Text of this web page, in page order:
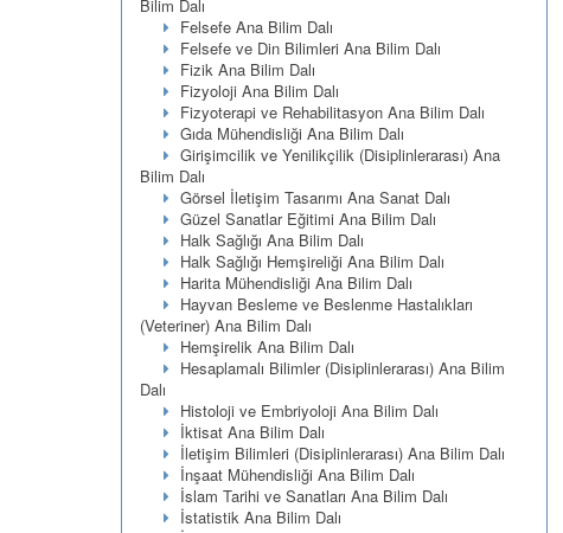
Bilim Dalı
Felsefe Ana Bilim Dalı
Felsefe ve Din Bilimleri Ana Bilim Dalı
Fizik Ana Bilim Dalı
Fizyoloji Ana Bilim Dalı
Fizyoterapi ve Rehabilitasyon Ana Bilim Dalı
Gıda Mühendisliği Ana Bilim Dalı
Girişimcilik ve Yenilikçilik (Disiplinlerarası) Ana
Bilim Dalı
Görsel İletişim Tasarımı Ana Sanat Dalı
Güzel Sanatlar Eğitimi Ana Bilim Dalı
Halk Sağlığı Ana Bilim Dalı
Halk Sağlığı Hemşireliği Ana Bilim Dalı
Harita Mühendisliği Ana Bilim Dalı
Hayvan Besleme ve Beslenme Hastalıkları
(Veteriner) Ana Bilim Dalı
Hemşirelik Ana Bilim Dalı
Hesaplamalı Bilimler (Disiplinlerarası) Ana Bilim
Dalı
Histoloji ve Embriyoloji Ana Bilim Dalı
İktisat Ana Bilim Dalı
İletişim Bilimleri (Disiplinlerarası) Ana Bilim Dalı
İnşaat Mühendisliği Ana Bilim Dalı
İslam Tarihi ve Sanatları Ana Bilim Dalı
İstatistik Ana Bilim Dalı